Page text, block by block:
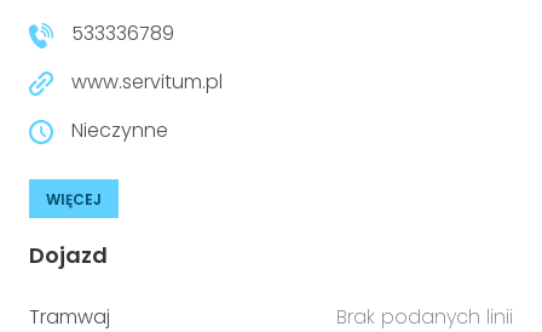
533336789
www.servitum.pl
Nieczynne
WIĘCEJ
Dojazd
Tramwaj
Brak podanych linii